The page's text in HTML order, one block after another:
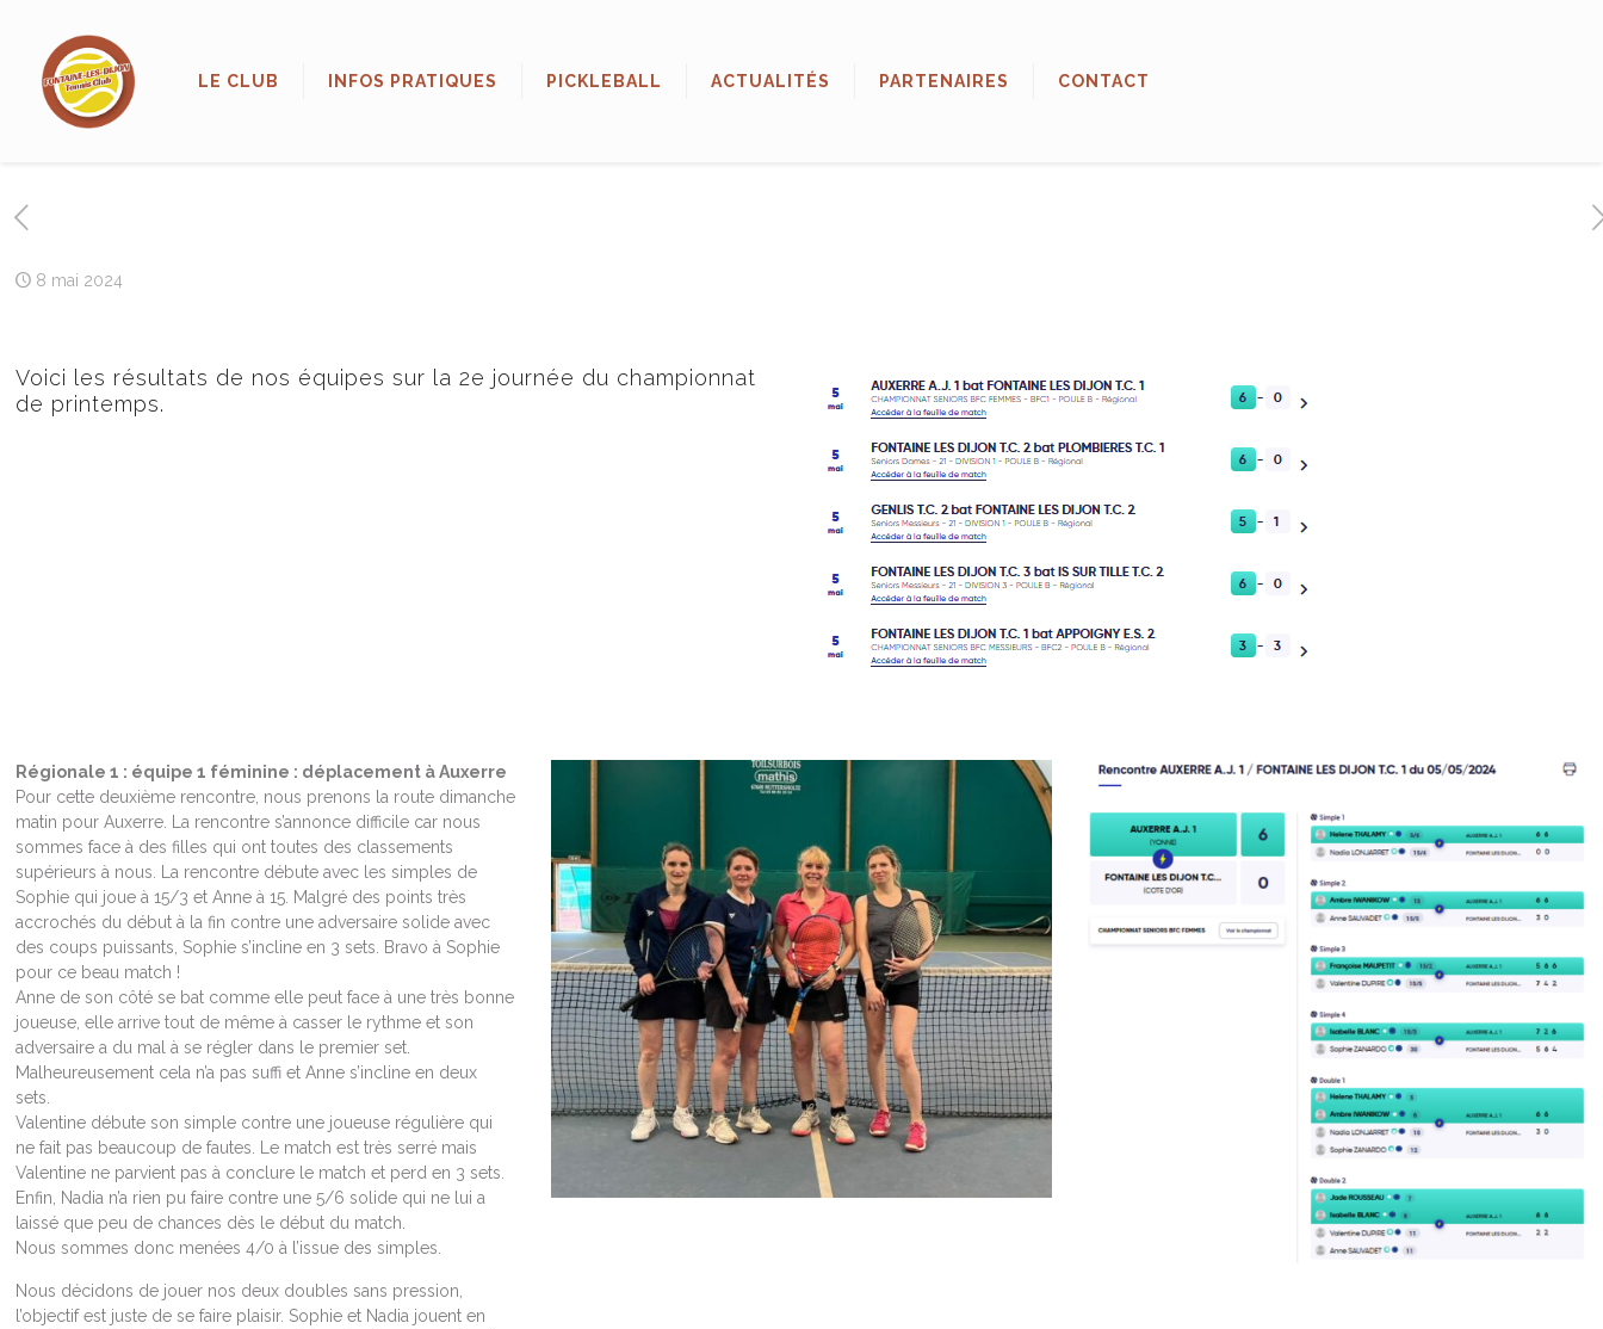
LE CLUB INFOS PRATIQUES PICKLEBALL ACTUALITÉS PARTENAIRES CONTACT
8 mai 2024
Voici les résultats de nos équipes sur la 2e journée du championnat
de printemps.
Régionale 1 : équipe 1 féminine : déplacement à Auxerre
Pour cette deuxième rencontre, nous prenons la route dimanche
matin pour Auxerre. La rencontre s’annonce difficile car nous
sommes face à des filles qui ont toutes des classements
supérieurs à nous. La rencontre débute avec les simples de
Sophie qui joue à 15/3 et Anne à 15. Malgré des points très
accrochés du début à la fin contre une adversaire solide avec
des coups puissants, Sophie s’incline en 3 sets. Bravo à Sophie
pour ce beau match !
Anne de son côté se bat comme elle peut face à une très bonne
joueuse, elle arrive tout de même à casser le rythme et son
adversaire a du mal à se régler dans le premier set.
Malheureusement cela n’a pas suffi et Anne s’incline en deux
sets.
Valentine débute son simple contre une joueuse régulière qui
ne fait pas beaucoup de fautes. Le match est très serré mais
Valentine ne parvient pas à conclure le match et perd en 3 sets.
Enfin, Nadia n’a rien pu faire contre une 5/6 solide qui ne lui a
laissé que peu de chances dès le début du match.
Nous sommes donc menées 4/0 à l’issue des simples.
Nous décidons de jouer nos deux doubles sans pression,
l’objectif est juste de se faire plaisir. Sophie et Nadia jouent en